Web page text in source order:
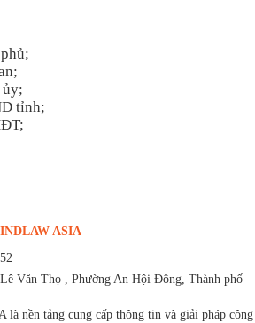
tỉnh;
ASIA
Văn Thọ , Phường An Hội Đông, Thành phố
nền tảng cung cấp thông tin và giải pháp công